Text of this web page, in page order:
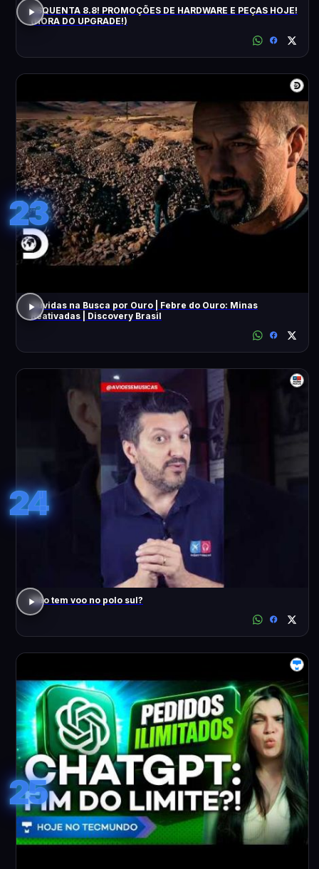
ESQUENTA 8.8! PROMOÇÕES DE HARDWARE E PEÇAS HOJE!
(HORA DO UPGRADE!)
23
Dúvidas na Busca por Ouro | Febre do Ouro: Minas
Reativadas | Discovery Brasil
24
Não tem voo no polo sul?
25